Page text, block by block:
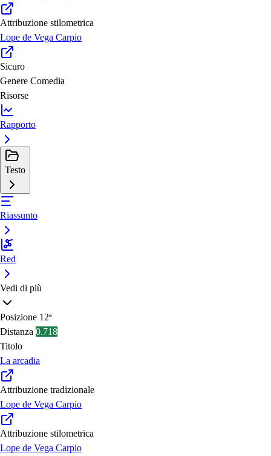
Attribuzione stilometrica
Lope de Vega Carpio
Sicuro
Genere Comedia
Risorse
Rapporto
Testo
Riassunto
Red
Vedi di più
Posizione 12ª
Distanza 0.718
Titolo
La arcadia
Attribuzione tradizionale
Lope de Vega Carpio
Attribuzione stilometrica
Lope de Vega Carpio